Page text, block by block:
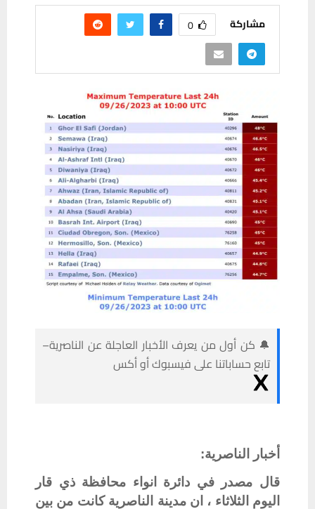
مشاركة 0
🔔 كن أول من يعرف الأخبار العاجلة عن الناصرية–
تابع حساباتنا على فيسبوك أو أكس
أخبار الناصرية:
قال مصدر في دائرة انواء محافظة ذي قار
اليوم الثلاثاء ، ان مدينة الناصرية كانت من بين